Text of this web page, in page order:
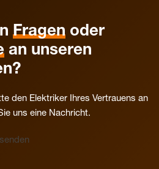
Fragen oder
an unseren
den Elektriker Ihres Vertrauens an
uns eine Nachricht.